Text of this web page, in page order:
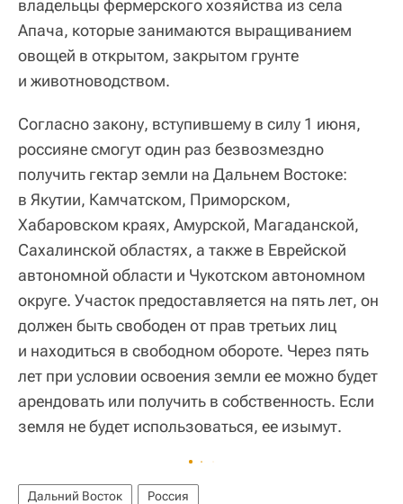
владельцы фермерского хозяйства из села
Апача, которые занимаются выращиванием
овощей в открытом, закрытом грунте
и животноводством.
Согласно закону, вступившему в силу 1 июня,
россияне смогут один раз безвозмездно
получить гектар земли на Дальнем Востоке:
в Якутии, Камчатском, Приморском,
Хабаровском краях, Амурской, Магаданской,
Сахалинской областях, а также в Еврейской
автономной области и Чукотском автономном
округе. Участок предоставляется на пять лет, он
должен быть свободен от прав третьих лиц
и находиться в свободном обороте. Через пять
лет при условии освоения земли ее можно будет
арендовать или получить в собственность. Если
земля не будет использоваться, ее изымут.
Дальний Восток Россия